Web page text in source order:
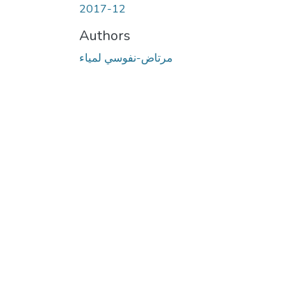
2017-12
Authors
مرتاض-نفوسي لمياء